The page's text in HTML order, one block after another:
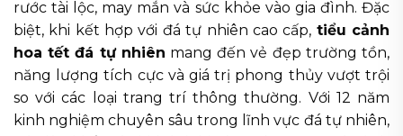
rước tài lộc, may mắn và sức khỏe vào gia đình. Đặc
biệt, khi kết hợp với đá tự nhiên cao cấp, tiểu cảnh
hoa tết đá tự nhiên mang đến vẻ đẹp trường tồn,
năng lượng tích cực và giá trị phong thủy vượt trội
so với các loại trang trí thông thường. Với 12 năm
kinh nghiệm chuyên sâu trong lĩnh vực đá tự nhiên,